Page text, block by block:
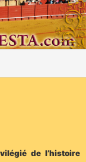
de l’histoire